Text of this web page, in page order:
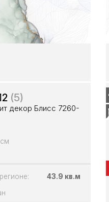
(5)
декор Блисс 7260-
43.9 кв.м